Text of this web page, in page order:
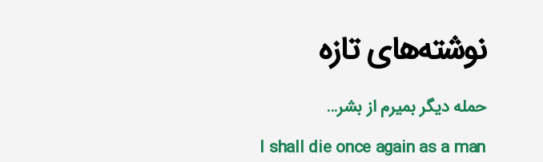
نوشته‌های تازه
حمله دیگر بمیرم از بشر…
I shall die once again as a man